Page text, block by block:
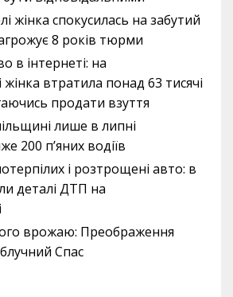
жінка спокусилась на забутий
8 років тюрми
в інтернеті: на
втратила понад 63 тисячі
продати взуття
лише в липні
200 п’яних водіїв
і розтрощені авто: в
деталі ДТП на
врожаю: Преображення
Спас